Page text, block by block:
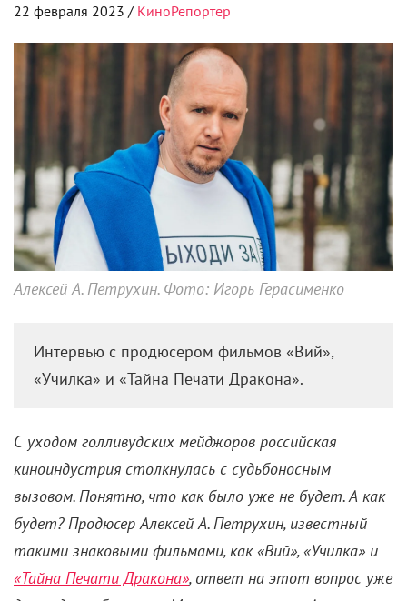
22 февраля 2023 / КиноРепортер
Алексей А. Петрухин. Фото: Игорь Герасименко
Интервью с продюсером фильмов «Вий»,
«Училка» и «Тайна Печати Дракона».
С уходом голливудских мейджоров российская
киноиндустрия столкнулась с судьбоносным
вызовом. Понятно, что как было уже не будет. А как
будет? Продюсер Алексей А. Петрухин, известный
такими знаковыми фильмами, как «Вий», «Училка» и
«Тайна Печати Дракона», ответ на этот вопрос уже